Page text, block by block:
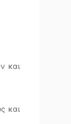
και
και